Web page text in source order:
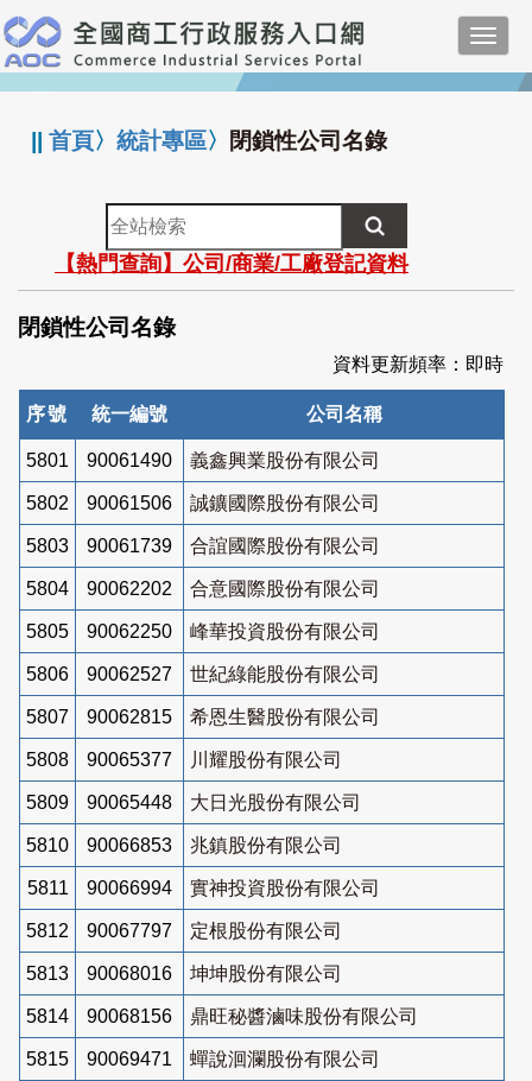
跳
到
主
要
:::
||首頁〉統計專區〉 閉鎖性公司名錄
全
站
檢
索
【熱門查詢】公司/商業/工廠登記資料
閉鎖性公司名錄
資料更新頻率：即時
序號 統一編號 公司名稱
5801 90061490 義鑫興業股份有限公司
5802 90061506 誠鑛國際股份有限公司
5803 90061739 合誼國際股份有限公司
5804 90062202 合意國際股份有限公司
5805 90062250 峰華投資股份有限公司
5806 90062527 世紀綠能股份有限公司
5807 90062815 希恩生醫股份有限公司
5808 90065377 川耀股份有限公司
5809 90065448 大日光股份有限公司
5810 90066853 兆鎮股份有限公司
5811 90066994 實神投資股份有限公司
5812 90067797 定根股份有限公司
5813 90068016 坤坤股份有限公司
5814 90068156 鼎旺秘醬滷味股份有限公司
5815 90069471 蟬說洄瀾股份有限公司